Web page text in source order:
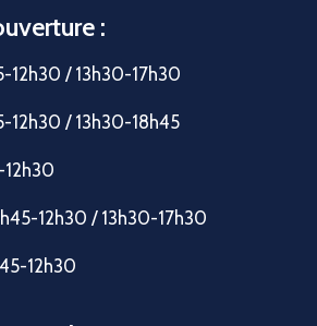
:
12h30 / 13h30-17h30
12h30 / 13h30-18h45
12h30
12h30 / 13h30-17h30
12h30